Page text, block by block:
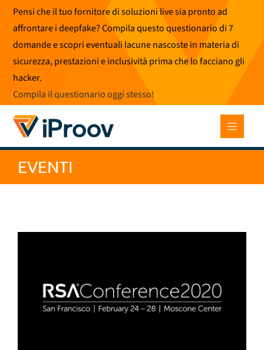
Vai
contenuto
Pensi che il tuo fornitore di soluzioni live sia pronto ad
affrontare i deepfake? Compila questo questionario di 7
domande e scopri eventuali lacune nascoste in materia di
sicurezza, prestazioni e inclusività prima che lo facciano gli
hacker.
Compila il questionario oggi stesso!
EVENTI